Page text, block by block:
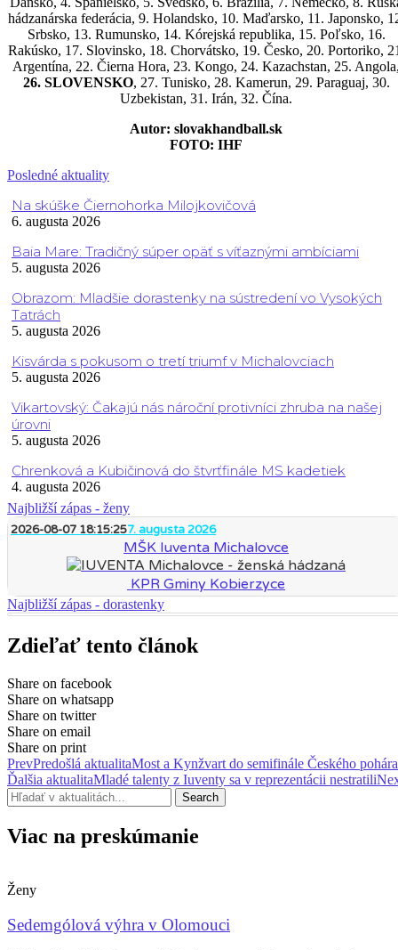
hádzanárska federácia, 9. Holandsko, 10. Maďarsko, 11. Japonsko,
Srbsko, 13. Rumunsko, 14. Kórejská republika, 15. Poľsko, 16.
Rakúsko, 17. Slovinsko, 18. Chorvátsko, 19. Česko, 20. Portoriko,
Argentína, 22. Čierna Hora, 23. Kongo, 24. Kazachstan, 25.
26. SLOVENSKO, 27. Tunisko, 28. Kamerun, 29. Paraguaj, 30.
Uzbekistan, 31. Irán, 32. Čína.
Autor: slovakhandball.sk
FOTO: IHF
Posledné aktuality
Na skúške Čiernohorka Milojkovičová
6. augusta 2026
Baia Mare: Tradičný súper opäť s víťaznými ambíciami
5. augusta 2026
Obrazom: Mladšie dorastenky na sústredení vo Vysokých
Tatrách
5. augusta 2026
Kisvárda s pokusom o tretí triumf v Michalovciach
5. augusta 2026
Vikartovský: Čakajú nás nároční protivníci zhruba na našej
úrovni
5. augusta 2026
Chrenková a Kubičinová do štvrťfinále MS kadetiek
4. augusta 2026
Najbližší zápas - ženy
2026-08-07 18:15:257. augusta 2026
MŠK Iuventa Michalovce
KPR Gminy Kobierzyce
Najbližší zápas - dorastenky
Zdieľať tento článok
Share on facebook
Share on whatsapp
Share on twitter
Share on email
Share on print
PrevPredošlá aktualitaMost a Kynžvart do semifinále Českého pohára
Ďalšia aktualitaMladé talenty z Iuventy sa v reprezentácii nestratili
Search
Viac na preskúmanie
Ženy
Sedemgólová výhra v Olomouci